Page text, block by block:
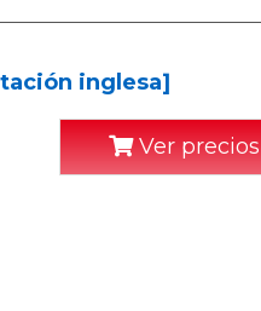
inglesa]
Ver